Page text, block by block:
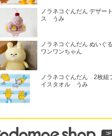
ノラネコぐんだん デザー
ス うみ
ノラネコぐんだん ぬいぐ
ワンワンちゃん
ノラネコぐんだん 2枚組
イスタオル うみ